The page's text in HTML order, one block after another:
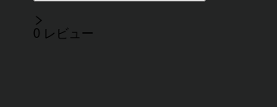
レビュー
0 レビュー